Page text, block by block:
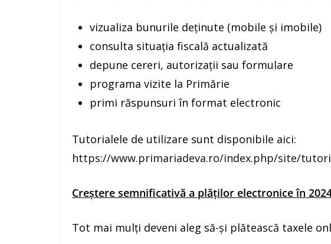
vizualiza bunurile deținute (mobile și imobile)
consulta situația fiscală actualizată
depune cereri, autorizații sau formulare
programa vizite la Primărie
primi răspunsuri în format electronic
Tutorialele de utilizare sunt disponibile aici:
https://www.primariadeva.ro/index.php/site/
Creștere semnificativă a plăților electronice în
Tot mai mulți deveni aleg să-și plătească taxele